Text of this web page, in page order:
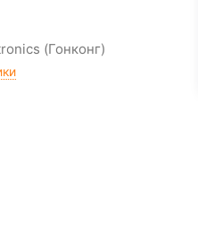
(Гонконг)